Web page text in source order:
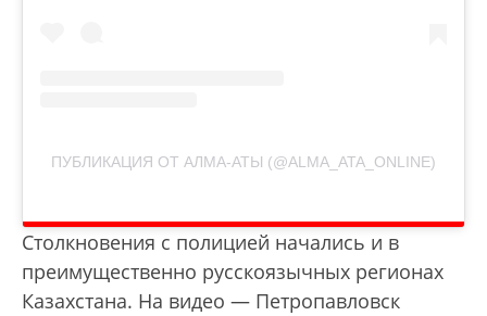
ПУБЛИКАЦИЯ ОТ АЛМА-АТЫ (@ALMA_ATA_ONLINE)
Столкновения с полицией начались и в
преимущественно русскоязычных регионах
Казахстана. На видео — Петропавловск